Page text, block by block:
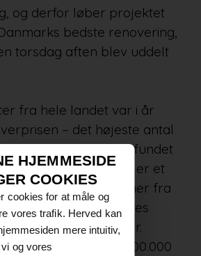
og derfor løber projektet
bedste renovering,
torsdag aften blev uddelt
fra hele landet var i år
– det højeste antal
er efterfølgende fundet
projekter. Det er et
af 88 personer fra
der har stemt på deres
nominerede projekter.
en check på 100.000
HJEMMESIDE
COOKIES
cookies for at måle og
vores trafik. Herved kan
mere intuitiv,
og vores